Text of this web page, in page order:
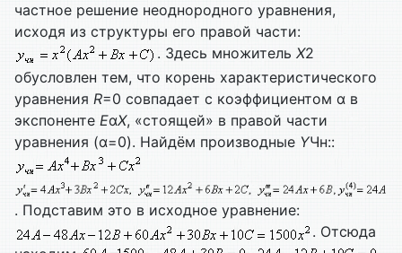
частное решение неоднородного уравнения,
исходя из структуры его правой части:
. Здесь множитель Х2
обусловлен тем, что корень характеристического
уравнения R=0 совпадает с коэффициентом α в
экспоненте EαX, «стоящей» в правой части
уравнения (α=0). Найдём производные YЧн::
. Подставим это в исходное уравнение:
. Отсюда